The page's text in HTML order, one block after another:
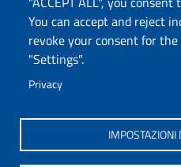
You can accept and reject
revoke your consent for
"Settings".
Privacy
IMPOSTAZIONI
Dipartimento di Storia,
della Formazione
Via Maurizio Zanfarino 62,
PEC:
www.uniss.it